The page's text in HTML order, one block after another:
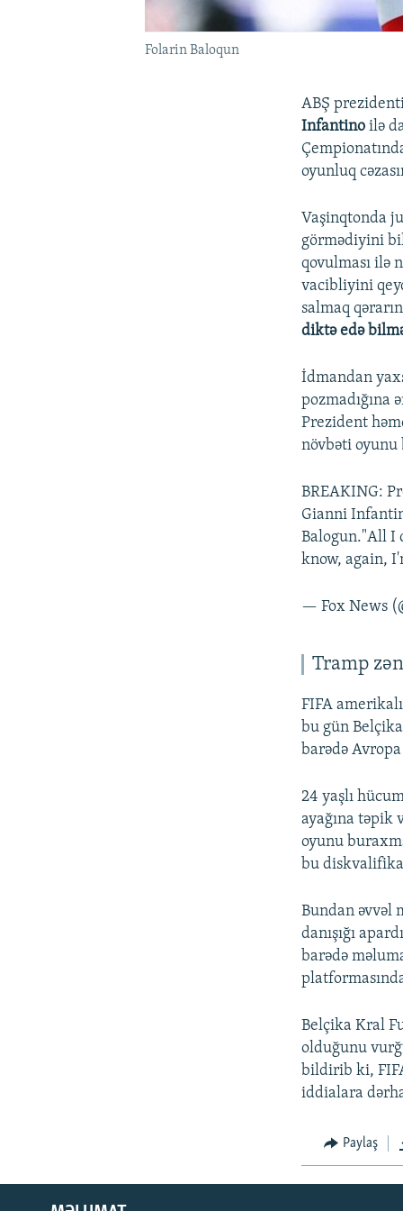
Folarin Baloqun
ABŞ
Infantino ilə
oyunluq
Vaşinqtonda
görmədiyini
qovulması ilə
vacibliyini
salmaq
diktə edə
İdmandan
pozmadığına
Prezident
növbəti
BREAKING:
Gianni
Balogun."All I
know, again,
— Fox News
Tramp
FIFA
bu gün
barədə
24 yaşlı
ayağına təpik
oyunu
bu
Bundan əvvəl
danışığı
barədə
Belçika Kral
olduğunu
bildirib ki,
iddialara
Paylaş